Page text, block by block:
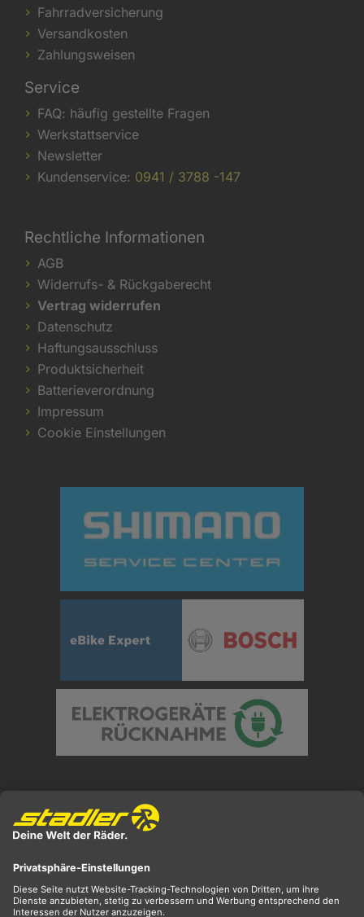
Fahrradversicherung
Versandkosten
Zahlungsweisen
Service
FAQ: häufig gestellte Fragen
Werkstattservice
Newsletter
Kundenservice: 0941 / 3788 -147
Rechtliche Informationen
AGB
Widerrufs- & Rückgaberecht
Vertrag widerrufen
Datenschutz
Haftungsausschluss
Produktsicherheit
Batterieverordnung
Impressum
Cookie Einstellungen